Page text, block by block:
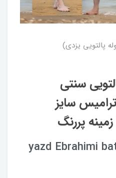
پالتویی یزدی)
سنتی
سایز
پررنگ
yazd Ebrahimi